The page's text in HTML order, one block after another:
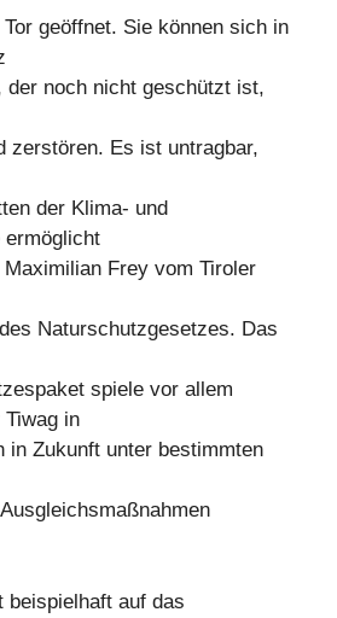
geöffnet. Sie können sich in
der noch nicht geschützt ist,
zerstören. Es ist untragbar,
der Klima- und
Frey vom Tiroler
Naturschutzgesetzes. Das
spiele vor allem
Tiwag in
in Zukunft unter bestimmten
beispielhaft auf das